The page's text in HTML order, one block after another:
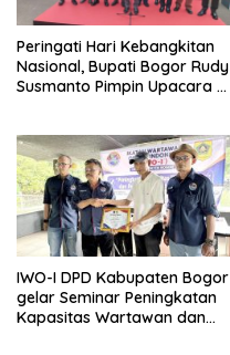
Peringati Hari Kebangkitan
Nasional, Bupati Bogor Rudy
Susmanto Pimpin Upacara di
IWO-I DPD Kabupaten Bogor
gelar Seminar Peningkatan
Kapasitas Wartawan dan